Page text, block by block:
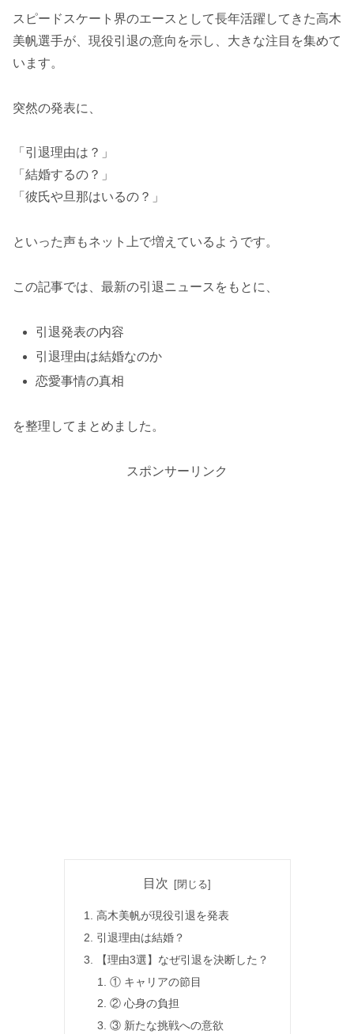
スピードスケート界のエースとして長年活躍してきた高木
美帆選手が、現役引退の意向を示し、大きな注目を集めて
います。
突然の発表に、
「引退理由は？」
「結婚するの？」
「彼氏や旦那はいるの？」
といった声もネット上で増えているようです。
この記事では、最新の引退ニュースをもとに、
引退発表の内容
引退理由は結婚なのか
恋愛事情の真相
を整理してまとめました。
スポンサーリンク
目次
高木美帆が現役引退を発表
引退理由は結婚？
【理由3選】なぜ引退を決断した？
① キャリアの節目
② 心身の負担
③ 新たな挑戦への意欲